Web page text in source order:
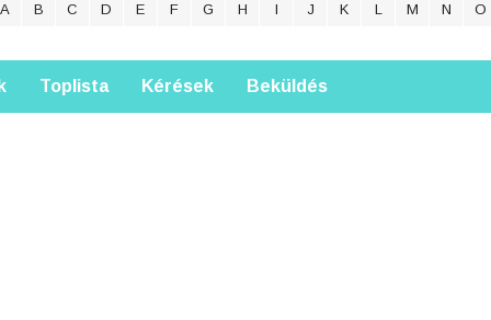
A B C D E F G H I J K L M N O
Toplista Kérések Beküldés